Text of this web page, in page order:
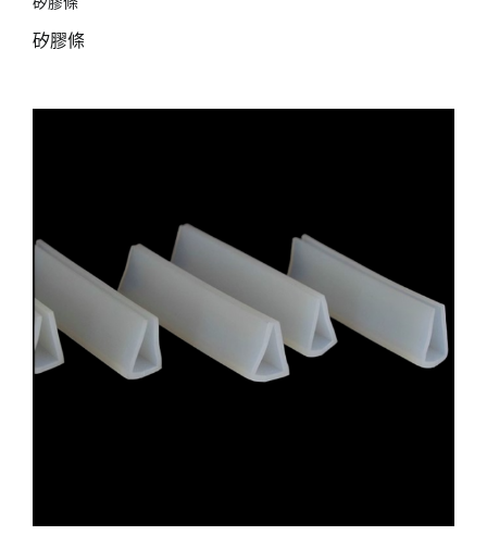
矽膠條